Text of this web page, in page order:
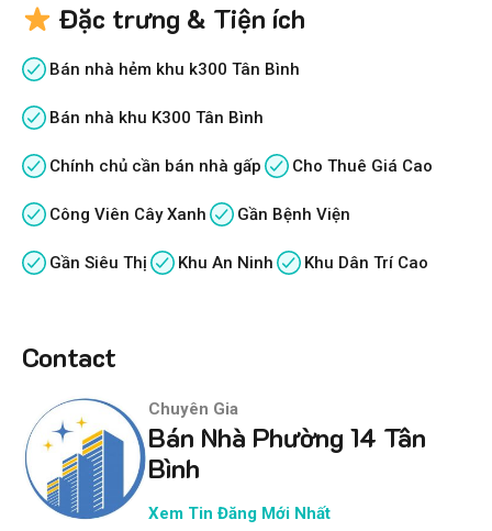
Đặc trưng & Tiện ích
Bán nhà hẻm khu k300 Tân Bình
Bán nhà khu K300 Tân Bình
Chính chủ cần bán nhà gấp Cho Thuê Giá Cao
Công Viên Cây Xanh Gần Bệnh Viện
Gần Siêu Thị Khu An Ninh Khu Dân Trí Cao
Contact
Chuyên Gia
Bán Nhà Phường 14 Tân
Bình
Xem Tin Đăng Mới Nhất